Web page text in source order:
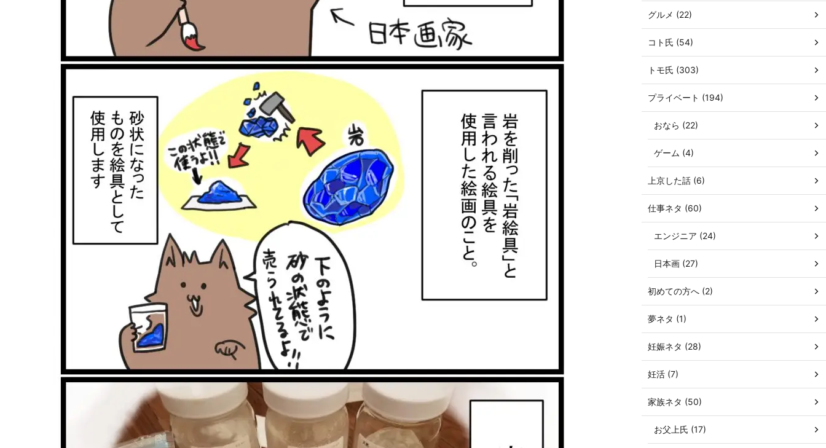
グルメ (22)
コト氏 (54)
トモ氏 (303)
プライベート (194)
おなら (22)
ゲーム (4)
上京した話 (6)
仕事ネタ (60)
エンジニア (24)
日本画 (27)
初めての方へ (2)
夢ネタ (1)
妊娠ネタ (28)
妊活 (7)
家族ネタ (50)
お父上氏 (17)